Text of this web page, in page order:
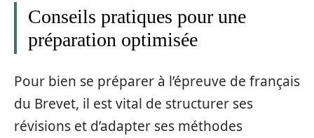
Conseils pratiques pour une
préparation optimisée
Pour bien se préparer à l’épreuve de français
du Brevet, il est vital de structurer ses
révisions et d’adapter ses méthodes